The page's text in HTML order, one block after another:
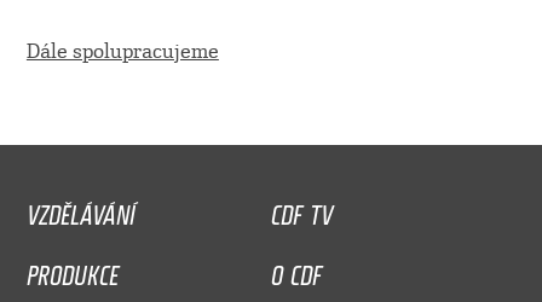
Dále spolupracujeme
VZDĚLÁVÁNÍ
CDF TV
PRODUKCE
O CDF